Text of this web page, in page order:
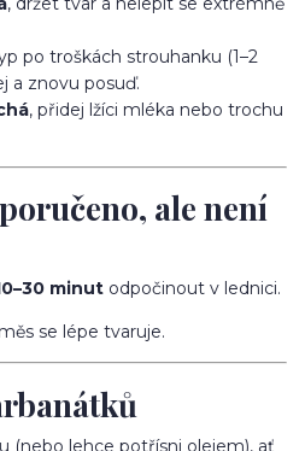
po troškách strouhanku (1–2
a znovu posuď.
, přidej lžíci mléka nebo trochu
ale není
minut odpočinout v lednici.
se lépe tvaruje.